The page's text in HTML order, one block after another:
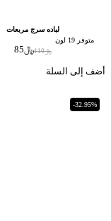
لباده سرج مربعات
متوفر 19 لون
﷼110﷼85
أضف إلى السلة
-32.95%